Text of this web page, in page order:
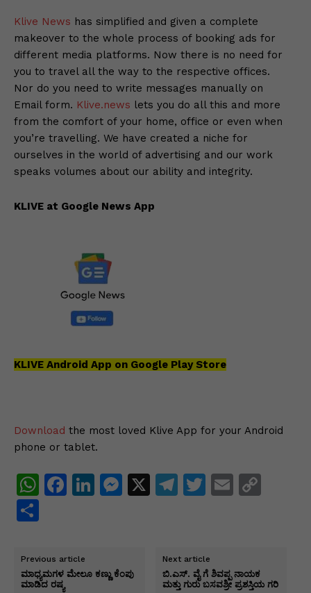
Klive News has simplified and given a complete
makeover to the whole process of booking ads for
different media platforms. Now there is no need for
you to travel all the way to the respective offices.
Nor do you need to write messages manually on
Email form. Klive.news lets you do all this and more
from the comfort of your home, office or even when
you’re travelling. We have created a niche for
ourselves in the world of advertising and our work
speaks volumes about our ability and integrity.
KLIVE at Google News App
KLIVE Android App on Google Play Store
Download the most loved Klive App for your Android
phone or tablet.
W
s
A
F
e
b
Li
dI
M
e
X
T
gr
a
T
er
E
Li
ar
e
Previous article
ಮಾಧ್ಯಮಗಳ ಮೇಲೂ ಕಣ್ಣು ಕೆಂಪು
ಮಾಡಿದ ರಷ್ಯ
Next article
ಬಿ.ಎಸ್. ವೈ ಗೆ ಶಿವಪ್ಪ ನಾಯಕ
ಮತ್ತು ಗುರು ಬಸವಶ್ರೀ ಪ್ರಶಸ್ತಿಯ ಗರಿ